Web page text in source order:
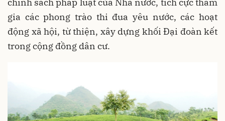
chính sách pháp luật của Nhà nước, tích cực tham
gia các phong trào thi đua yêu nước, các hoạt
động xã hội, từ thiện, xây dựng khối Đại đoàn kết
trong cộng đồng dân cư.